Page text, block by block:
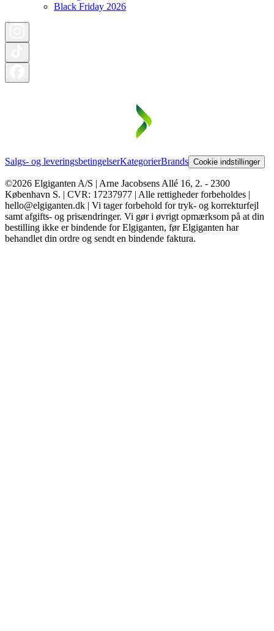
Black Friday 2026
Salgs- og leveringsbetingelserKategorierBrands Cookie indstillinger
©2026 Elgiganten A/S | Arne Jacobsens Allé 16, 2. - 2300
København S. | CVR: 17237977 | Alle rettigheder forbeholdes |
hello@elgiganten.dk | Vi tager forbehold for tryk- og korrekturfejl
samt afgifts- og prisændringer. Vi gør i øvrigt opmærksom på at din
bestilling ikke er bindende for Elgiganten, før Elgiganten har
behandlet din ordre og sendt en bindende faktura.